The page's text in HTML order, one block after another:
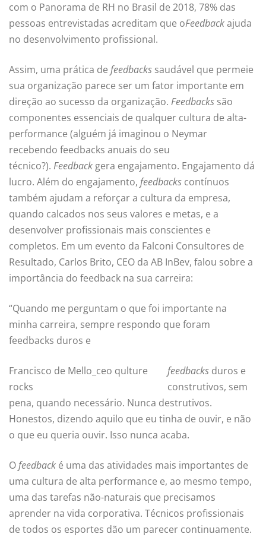
com o Panorama de RH no Brasil de 2018, 78% das
pessoas entrevistadas acreditam que oFeedbackajuda
no desenvolvimento profissional.
Assim, uma prática de feedbacks saudável que permeie
sua organização parece ser um fator importante em
direção ao sucesso da organização. Feedbacks são
componentes essenciais de qualquer cultura de alta-
performance (alguém já imaginou o Neymar
recebendo feedbacks anuais do seu
técnico?). Feedbackgera engajamento. Engajamento dá
lucro. Além do engajamento, feedbacks contínuos
também ajudam a reforçar a cultura da empresa,
quando calcados nos seus valores e metas, e a
desenvolver profissionais mais conscientes e
completos. Em um evento da Falconi Consultores de
Resultado, Carlos Brito, CEO da AB InBev, falou sobre a
importância do feedback na sua carreira:
“Quando me perguntam o que foi importante na
minha carreira, sempre respondo que foram
feedbacks duros e
Francisco de Mello_ceo qulture
rocks
feedbacks duros e
construtivos, sem
pena, quando necessário. Nunca destrutivos.
Honestos, dizendo aquilo que eu tinha de ouvir, e não
o que eu queria ouvir. Isso nunca acaba.
Ofeedback é uma das atividades mais importantes de
uma cultura de alta performance e, ao mesmo tempo,
uma das tarefas não-naturais que precisamos
aprender na vida corporativa. Técnicos profissionais
de todos os esportes dão um parecer continuamente.